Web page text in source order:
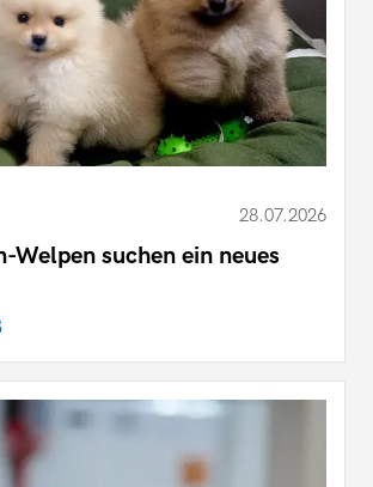
28.07.2026
Welpen suchen ein neues